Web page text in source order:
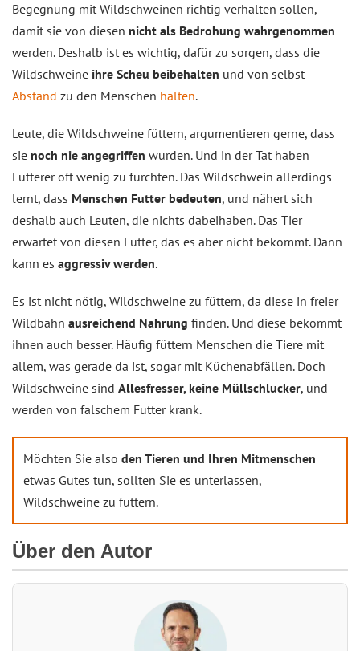
Begegnung mit Wildschweinen richtig verhalten sollen,
damit sie von diesen nicht als Bedrohung wahrgenommen
werden. Deshalb ist es wichtig, dafür zu sorgen, dass die
Wildschweine ihre Scheu beibehalten und von selbst
Abstand zu den Menschen halten.
Leute, die Wildschweine füttern, argumentieren gerne, dass
sie noch nie angegriffen wurden. Und in der Tat haben
Fütterer oft wenig zu fürchten. Das Wildschwein allerdings
lernt, dass Menschen Futter bedeuten, und nähert sich
deshalb auch Leuten, die nichts dabeihaben. Das Tier
erwartet von diesen Futter, das es aber nicht bekommt. Dann
kann es aggressiv werden.
Es ist nicht nötig, Wildschweine zu füttern, da diese in freier
Wildbahn ausreichend Nahrung finden. Und diese bekommt
ihnen auch besser. Häufig füttern Menschen die Tiere mit
allem, was gerade da ist, sogar mit Küchenabfällen. Doch
Wildschweine sind Allesfresser, keine Müllschlucker, und
werden von falschem Futter krank.
Möchten Sie also den Tieren und Ihren Mitmenschen
etwas Gutes tun, sollten Sie es unterlassen,
Wildschweine zu füttern.
Über den Autor